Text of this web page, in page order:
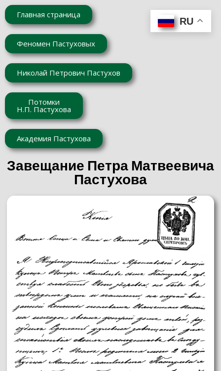
Главная страница
Феномен Пастуховых
Николай Петрович Пастухов
Потомки
Н.П. Пастухова
Академия Пастухова
Завещание Петра Матвеевича
Пастухова
RU